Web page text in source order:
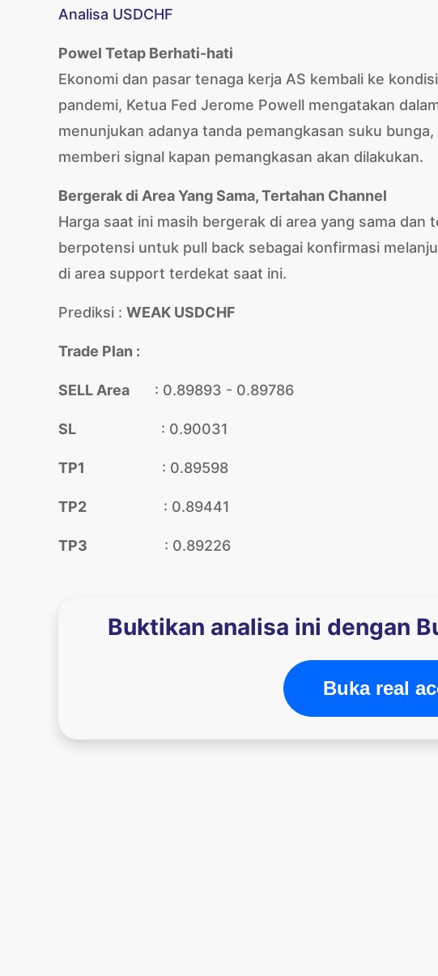
Analisa USDCHF
Powel Tetap Berhati-hati
Ekonomi dan pasar tenaga kerja AS kembali ke
pandemi, Ketua Fed Jerome Powell mengatakan
menunjukan adanya tanda pemangkasan suku
memberi signal kapan pemangkasan akan dilakukan.
Bergerak di Area Yang Sama, Tertahan Channel
Harga saat ini masih bergerak di area yang sama dan
berpotensi untuk pull back sebagai konfirmasi
di area support terdekat saat ini.
Prediksi : WEAK USDCHF
Trade Plan :
SELL Area : 0.89893 - 0.89786
SL : 0.90031
TP1 : 0.89598
TP2 : 0.89441
TP3 : 0.89226
Buktikan analisa ini dengan
Buka real